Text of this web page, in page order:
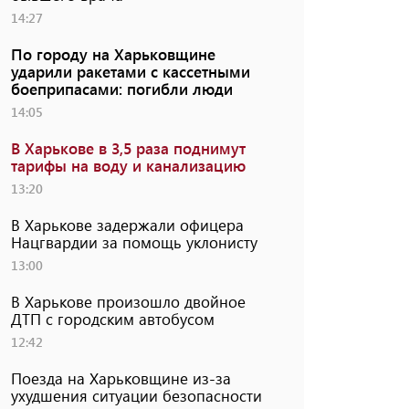
14:27
По городу на Харьковщине
ударили ракетами с кассетными
боеприпасами: погибли люди
14:05
В Харькове в 3,5 раза поднимут
тарифы на воду и канализацию
13:20
В Харькове задержали офицера
Нацгвардии за помощь уклонисту
13:00
В Харькове произошло двойное
ДТП с городским автобусом
12:42
Поезда на Харьковщине из-за
ухудшения ситуации безопасности